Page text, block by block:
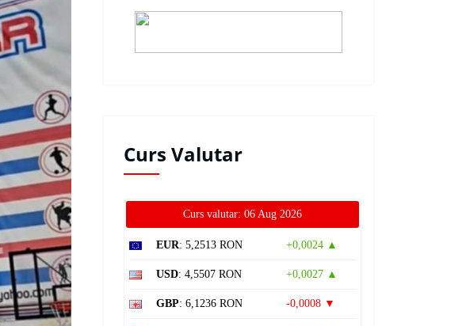
Curs Valutar
Curs valutar: 06 Aug 2026
EUR: 5,2513 RON +0,0024 ▲
USD: 4,5507 RON +0,0027 ▲
GBP: 6,1236 RON -0,0008 ▼